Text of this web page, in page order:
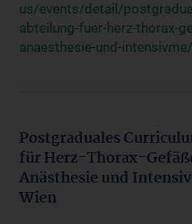
us/events/detail/
abteilung-fuer-herz-thorax-
anaesthesie-und-intensivme/
Postgraduales
für Herz-Thorax-
Anästhesie und
Wien